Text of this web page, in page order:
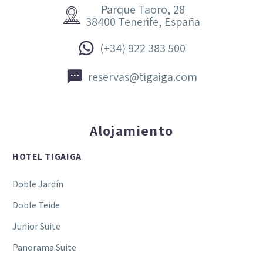


Parque Taoro, 28
38400 Tenerife, España

 (+34) 922 383 500

 reservas@tigaiga.com
Alojamiento
HOTEL TIGAIGA
Doble Jardín
Doble Teide
Junior Suite
Panorama Suite